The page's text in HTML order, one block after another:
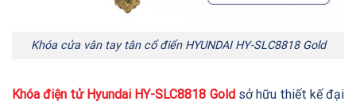
Khóa cửa vân tay tân cổ điển HYUNDAI HY-SLC8818 Gold
Khóa điện tử Hyundai HY-SLC8818 Goldsở hữu thiết kế đại